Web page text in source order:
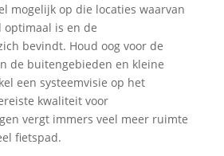
mogelijk op die locaties waarvan
is en de
bevindt. Houd oog voor de
de buitengebieden en kleine
een systeemvisie op het
kwaliteit voor
vergt immers veel meer ruimte
fietspad.